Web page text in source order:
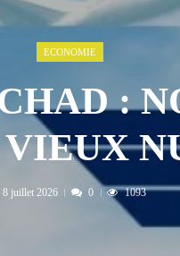
ECONOMIE
:
8 juillet 2026 0 1093